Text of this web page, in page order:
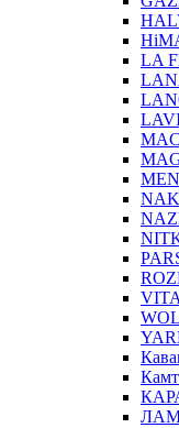
LA
VITA